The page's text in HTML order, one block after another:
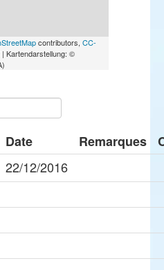
contributors, CC-
Kartendarstellung: ©
Date Remarques
22/12/2016